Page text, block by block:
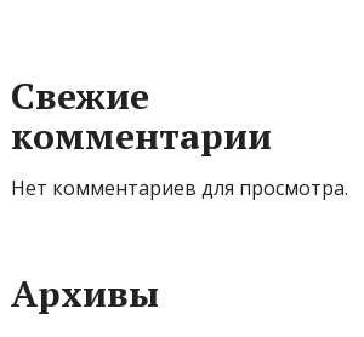
Свежие
комментарии
Нет комментариев для просмотра.
Архивы